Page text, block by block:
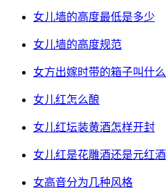
女儿墙的高度最低是多少
女儿墙的高度规范
女方出嫁时带的箱子叫什么
女儿红怎么酿
女儿红坛装黄酒怎样开封
女儿红是花雕酒还是元红酒
女高音分为几种风格